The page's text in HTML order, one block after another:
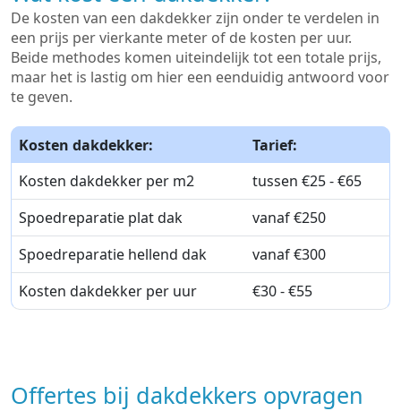
De kosten van een dakdekker zijn onder te verdelen in
een prijs per vierkante meter of de kosten per uur.
Beide methodes komen uiteindelijk tot een totale prijs,
maar het is lastig om hier een eenduidig antwoord voor
te geven.
Kosten dakdekker:
Tarief:
Kosten dakdekker per m2
tussen €25 - €65
Spoedreparatie plat dak
vanaf €250
Spoedreparatie hellend dak
vanaf €300
Kosten dakdekker per uur
€30 - €55
Offertes bij dakdekkers opvragen